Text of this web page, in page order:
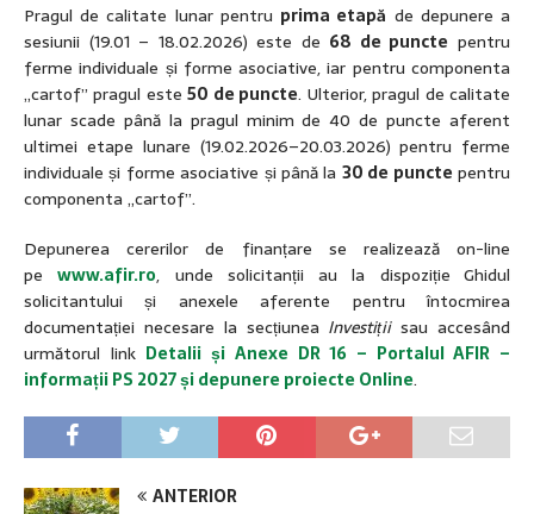
Pragul de calitate lunar pentru prima etapă de depunere a
sesiunii (19.01 – 18.02.2026) este de 68 de puncte pentru
ferme individuale și forme asociative, iar pentru componenta
„cartof” pragul este50 de puncte. Ulterior, pragul de calitate
lunar scade până la pragul minim de 40 de puncte aferent
ultimei etape lunare (19.02.2026–20.03.2026) pentru ferme
individuale și forme asociative și până la 30 de puncte pentru
componenta „cartof”.
Depunerea cererilor de finanțare se realizează on-line
pewww.afir.ro, unde solicitanții au la dispoziție Ghidul
solicitantului și anexele aferente pentru întocmirea
documentației necesare la secțiunea Investițiisau accesând
următorul link Detalii și Anexe DR 16 – Portalul AFIR –
informații PS 2027 și depunere proiecte Online.
ANTERIOR